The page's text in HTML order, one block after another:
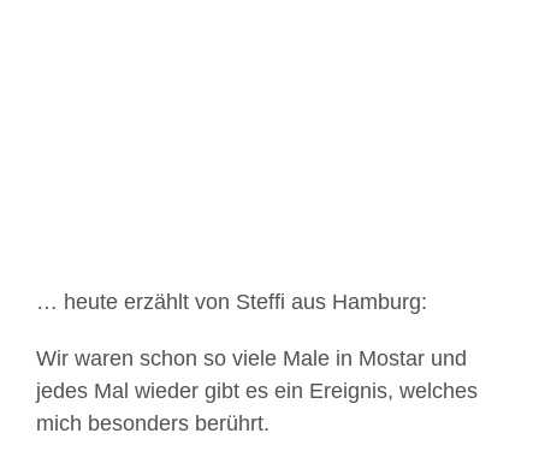
… heute erzählt von Steffi aus Hamburg:
Wir waren schon so viele Male in Mostar und
jedes Mal wieder gibt es ein Ereignis, welches
mich besonders berührt.